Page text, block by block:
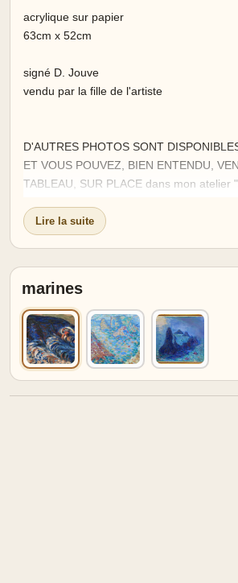
acrylique sur papier
63cm x 52cm
signé D. Jouve
vendu par la fille de l'artiste
D'AUTRES PHOTOS SONT
ET VOUS POUVEZ, BIEN ENTENDU,
TABLEAU, SUR PLACE dans mon atelier
Envoi protégé : papier bulle + carton.
remboursé : si le tableau ne vous donne
satisfaction, renvoyez-le sous 10 jours et il
remboursé hors frais de port
Lire la suite
marines